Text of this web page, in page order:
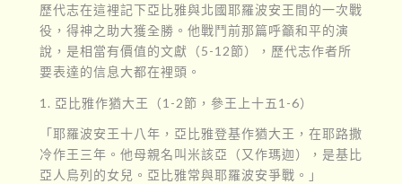
歷代志在這裡記下亞比雅與北國耶羅波安王間的一次戰
役，得神之助大獲全勝。他戰鬥前那篇呼籲和平的演
說，是相當有價值的文獻（5-12節），歷代志作者所
要表達的信息大都在裡頭。
1. 亞比雅作猶大王（1-2節，參王上十五1-6）
「耶羅波安王十八年，亞比雅登基作猶大王，在耶路撒
冷作王三年。他母親名叫米該亞（又作瑪迦），是基比
亞人烏列的女兒。亞比雅常與耶羅波安爭戰。」